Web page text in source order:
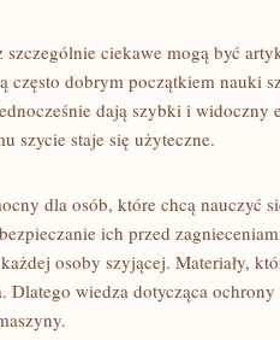
ciekawe mogą być
często dobrym początkiem nauki
dają szybki i
szycie staje się użyteczne.
dla osób, które chcą nauczyć
ich przed
osoby szyjącej. Materiały,
Dlatego wiedza dotycząca